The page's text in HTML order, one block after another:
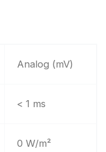
Analog (mV)
< 1 ms
0 W/m²